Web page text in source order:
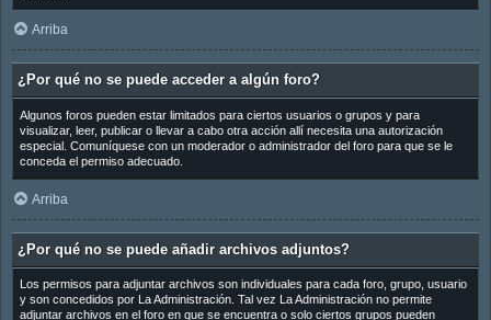
Arriba
¿Por qué no se puede acceder a algún foro?
Algunos foros pueden estar limitados para ciertos usuarios o grupos y para
visualizar, leer, publicar o llevar a cabo otra acción allí necesita una autorización
especial. Comuníquese con un moderador o administrador del foro para que se le
conceda el permiso adecuado.
Arriba
¿Por qué no se puede añadir archivos adjuntos?
Los permisos para adjuntar archivos son individuales para cada foro, grupo, usuario
y son concedidos por La Administración. Tal vez La Administración no permite
adjuntar archivos en el foro en que se encuentra o solo ciertos grupos pueden